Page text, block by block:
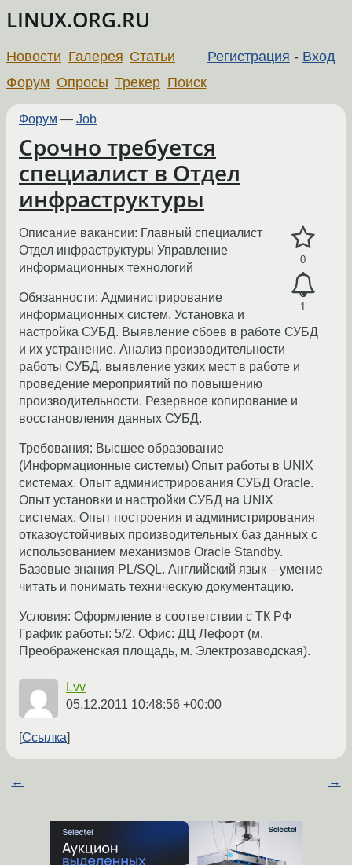
LINUX.ORG.RU
Регистрация - Вход
Новости Галерея Статьи
Форум Опросы Трекер Поиск
Форум — Job
Срочно требуется
специалист в Отдел
инфраструктуры
0
1
Описание вакансии: Главный специалист
Отдел инфраструктуры Управление
информационных технологий
Обязанности: Администрирование
информационных систем. Установка и
настройка СУБД. Выявление сбоев в работе СУБД
и их устранение. Анализ производительности
работы СУБД, выявление узких мест в работе и
проведение мероприятий по повышению
производительности. Резервное копирование и
восстановления данных СУБД.
Требования: Высшее образование
(Информационные системы) Опыт работы в UNIX
системах. Опыт администрирования СУБД Oracle.
Опыт установки и настройки СУБД на UNIX
системах. Опыт построения и администрирования
отказоустойчивых производительных баз данных с
использованием механизмов Oracle Standby.
Базовые знания PL/SQL. Английский язык – умение
читать и понимать техническую документацию.
Условия: Оформление в соответствии с ТК РФ
График работы: 5/2. Офис: ДЦ Лефорт (м.
Преображенская площадь, м. Электрозаводская).
Lvv
05.12.2011 10:48:56 +00:00
Ссылка
← →